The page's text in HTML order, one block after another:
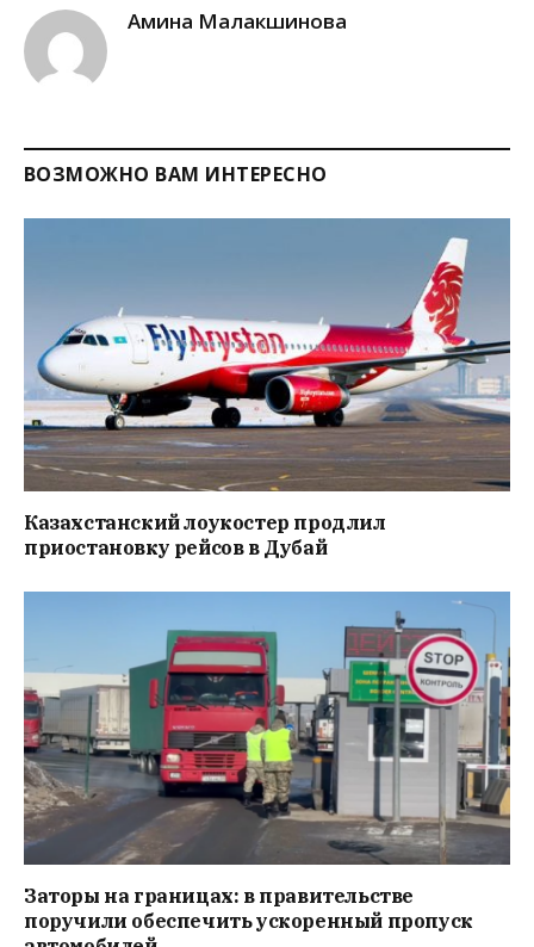
Амина Малакшинова
ВОЗМОЖНО ВАМ ИНТЕРЕСНО
Казахстанский лоукостер продлил
приостановку рейсов в Дубай
Заторы на границах: в правительстве
поручили обеспечить ускоренный пропуск